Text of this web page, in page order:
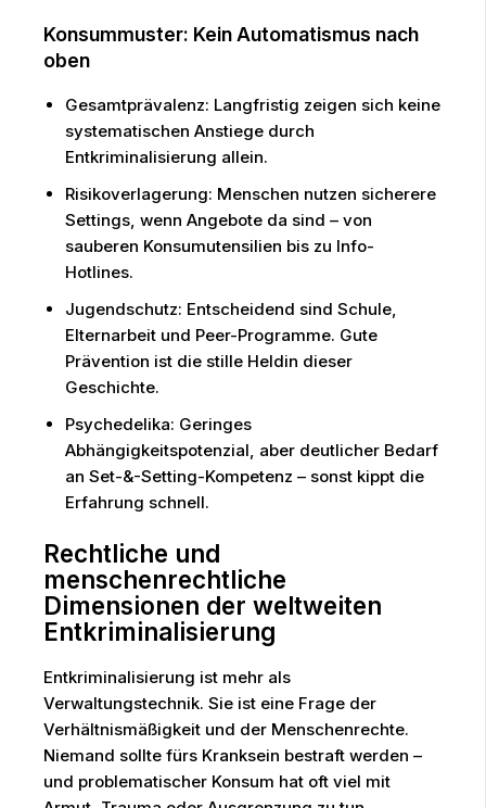
Konsummuster: Kein Automatismus nach
oben
Gesamtprävalenz: Langfristig zeigen sich keine
systematischen Anstiege durch
Entkriminalisierung allein.
Risikoverlagerung: Menschen nutzen sicherere
Settings, wenn Angebote da sind – von
sauberen Konsumutensilien bis zu Info-
Hotlines.
Jugendschutz: Entscheidend sind Schule,
Elternarbeit und Peer-Programme. Gute
Prävention ist die stille Heldin dieser
Geschichte.
Psychedelika: Geringes
Abhängigkeitspotenzial, aber deutlicher Bedarf
an Set-&-Setting-Kompetenz – sonst kippt die
Erfahrung schnell.
Rechtliche und
menschenrechtliche
Dimensionen der weltweiten
Entkriminalisierung
Entkriminalisierung ist mehr als
Verwaltungstechnik. Sie ist eine Frage der
Verhältnismäßigkeit und der Menschenrechte.
Niemand sollte fürs Kranksein bestraft werden –
und problematischer Konsum hat oft viel mit